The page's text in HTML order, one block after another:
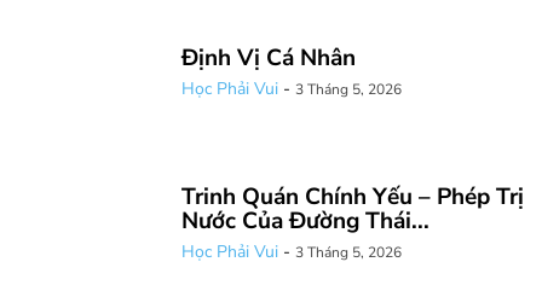
Định Vị Cá Nhân
Học Phải Vui - 3 Tháng 5, 2026
Trinh Quán Chính Yếu – Phép Trị
Nước Của Đường Thái...
Học Phải Vui - 3 Tháng 5, 2026